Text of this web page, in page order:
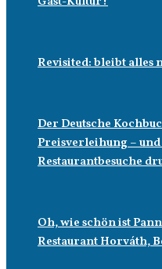
Revisited: bleibt alles
Der Deutsche
Preisverleihung –
Restaurantbesuche
Oh, wie schön ist
Restaurant Horváth,